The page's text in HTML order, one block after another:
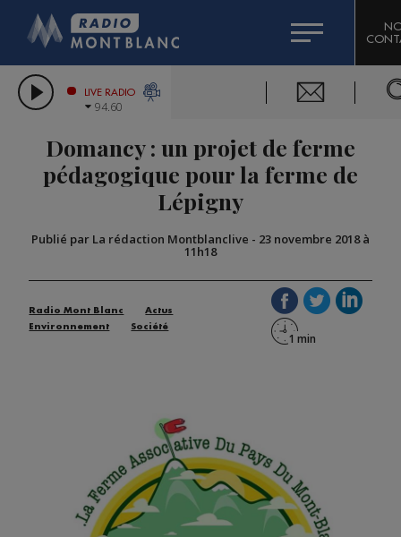
LES CHRONIQUES DE L'EXPERT
GRAND MASSIF DOMAINES SKIABLES
BIGARD
COMPAGNIE DU MONT-BLANC
LIVE RADIO
94.60
Domancy : un projet de ferme
pédagogique pour la ferme de
Lépigny
Publié par La rédaction Montblanclive - 23 novembre 2018 à
11h18
Radio Mont Blanc
Actus
Environnement
Société